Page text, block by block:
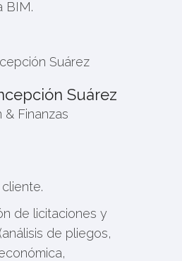
BIM.
Suárez
& Finanzas
de licitaciones y
de pliegos,